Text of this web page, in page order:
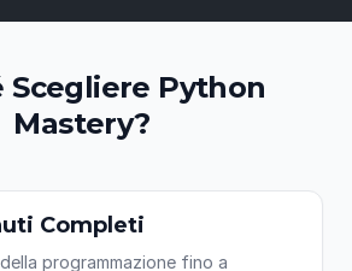
Scegliere Python
Mastery?
Completi
programmazione fino a